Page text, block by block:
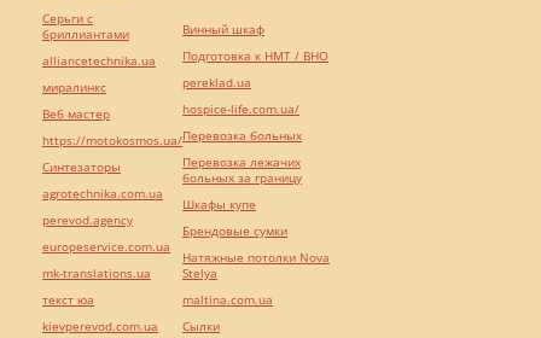
Серьги с
бриллиантами
alliancetechnika.ua
миралинкс
Веб мастер
https://motokosmos.ua/
Синтезаторы
agrotechnika.com.ua
perevod.agency
europeservice.com.ua
mk-translations.ua
текст юа
kievperevod.com.ua
Винный шкаф
Подготовка к НМТ / ВНО
pereklad.ua
hospice-life.com.ua/
Перевозка больных
Перевозка лежачих
больных за границу
Шкафы купе
Брендовые сумки
Натяжные потолки Nova
Stelya
maltina.com.ua
Cылки